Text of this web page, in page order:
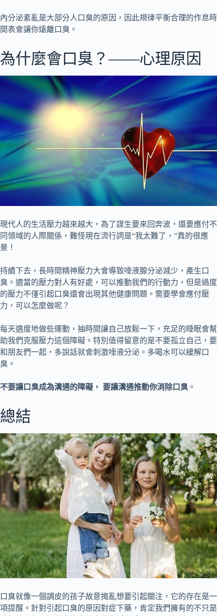
內分泌紊亂是大部分人口臭的原因，因此規律平衡合理的作息時
間表會讓你遠離口臭。
為什麼會口臭？——心理原因
現代人的生活壓力越來越大，為了謀生要來回奔波，還要應付不
同領域的人際關係，難怪現在流行詞是“我太難了，”真的很應
景！
持續下去，長時間精神壓力大會導致唾液腺分泌減少，產生口
臭。適當的壓力對人有好處，可以推動我們的行動力，但是過度
的壓力不僅引起口臭還會出現其他健康問題。需要學會應付壓
力，可以怎麼做呢？
每天適度地做些運動，抽時間讓自己放鬆一下，充足的睡眠會幫
助我們克服壓力這個障礙。特別值得留意的是不要孤立自己，要
和朋友們一起，多說話就會刺激唾液分泌。多喝水可以緩解口
臭。
不要讓口臭成為溝通的障礙， 要讓溝通推動你消除口臭 。
總結
口臭就像一個調皮的孩子故意搗亂想要引起關注，它的存在是一
項提醒。針對引起口臭的原因對症下藥，肯定我們擁有的不只是